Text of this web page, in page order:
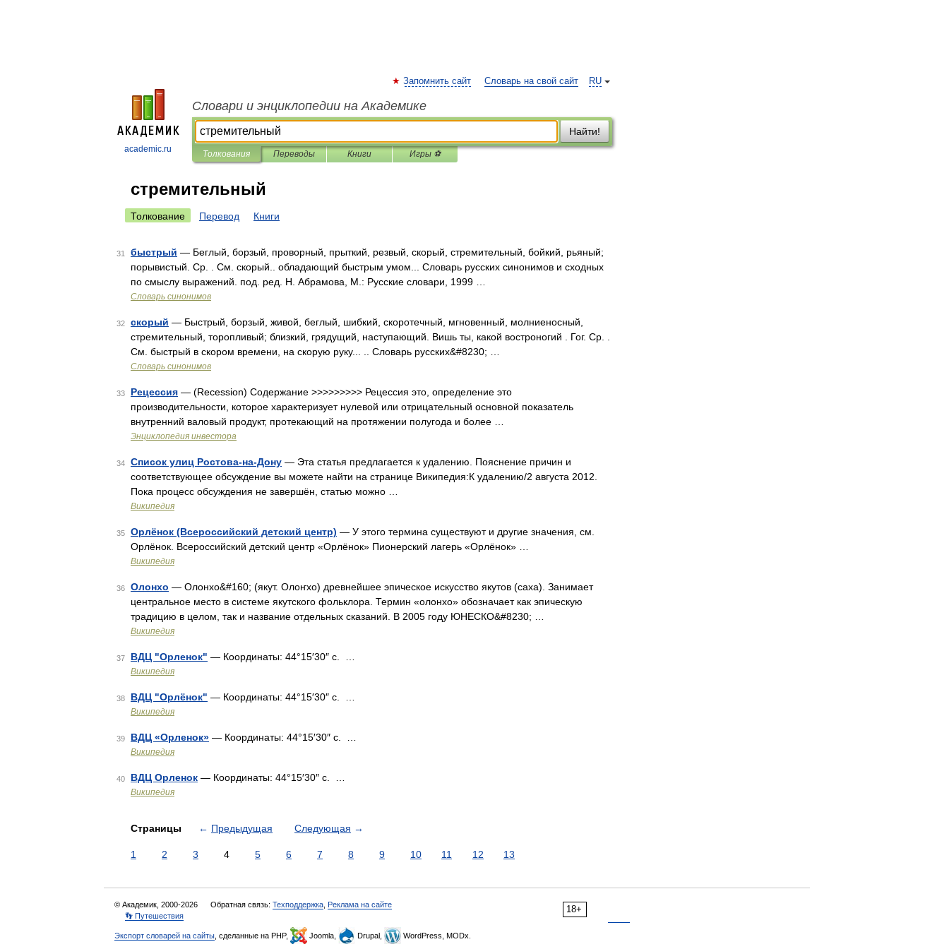
academic.ru
RU
Запомнить сайт Словарь на свой сайт
Словари и энциклопедии на Академике
Найти!
Толкования Переводы Книги Игры ⚽
стремительный
Толкование Перевод Книги
31 быстрый — Беглый, борзый, проворный, прыткий, резвый, скорый, стремительный, бойкий, рьяный;
порывистый. Ср. . См. скорый.. обладающий быстрым умом... Словарь русских синонимов и сходных
по смыслу выражений. под. ред. Н. Абрамова, М.: Русские словари, 1999 …
Словарь синонимов
32 скорый — Быстрый, борзый, живой, беглый, шибкий, скоротечный, мгновенный, молниеносный,
стремительный, торопливый; близкий, грядущий, наступающий. Вишь ты, какой востроногий . Гог. Ср. .
См. быстрый в скором времени, на скорую руку... .. Словарь русских&#8230; …
Словарь синонимов
33 Рецессия — (Recession) Содержание >>>>>>>>> Рецессия это, определение это
производительности, которое характеризует нулевой или отрицательный основной показатель
внутренний валовый продукт, протекающий на протяжении полугода и более …
Энциклопедия инвестора
34 Список улиц Ростова-на-Дону — Эта статья предлагается к удалению. Пояснение причин и
соответствующее обсуждение вы можете найти на странице Википедия:К удалению/2 августа 2012.
Пока процесс обсуждения не завершён, статью можно …
Википедия
35 Орлёнок (Всероссийский детский центр) — У этого термина существуют и другие значения, см.
Орлёнок. Всероссийский детский центр «Орлёнок» Пионерский лагерь «Орлёнок» …
Википедия
36 Олонхо — Олонхо&#160; (якут. Олоҥхо) древнейшее эпическое искусство якутов (саха). Занимает
центральное место в системе якутского фольклора. Термин «олонхо» обозначает как эпическую
традицию в целом, так и название отдельных сказаний. В 2005 году ЮНЕСКО&#8230; …
Википедия
37 ВДЦ "Орленок" — Координаты: 44°15′30″ с. …
Википедия
38 ВДЦ "Орлёнок" — Координаты: 44°15′30″ с. …
Википедия
39 ВДЦ «Орленок» — Координаты: 44°15′30″ с. …
Википедия
40 ВДЦ Орленок — Координаты: 44°15′30″ с. …
Википедия
Страницы ← Предыдущая Следующая →
1 2 3 4 5 6 7 8 9 10 11 12 13
18+
© Академик, 2000-2026 Обратная связь: Техподдержка Реклама на сайте
👣 Путешествия
Экспорт словарей на сайты , сделанные на PHP, Joomla, Drupal, WordPress, MODx.